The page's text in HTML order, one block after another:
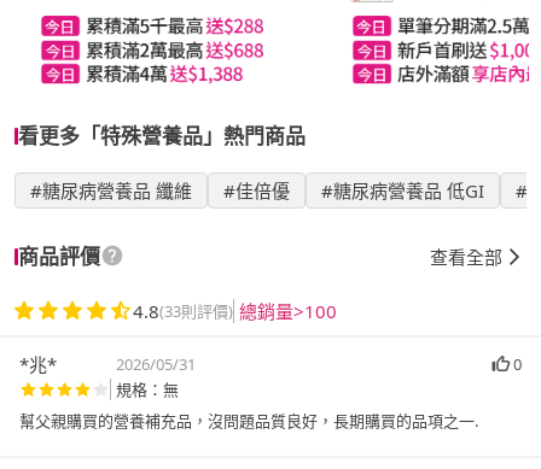
看更多「特殊營養品」熱門商品
#糖尿病營養品 纖維 #佳倍優 #糖尿病營養品 低GI #
商品評價 查看全部
4.8(33則評價) 總銷量>100
*兆* 2026/05/31
0
規格：無
幫父親購買的營養補充品，沒問題品質良好，長期購買的品項之一.